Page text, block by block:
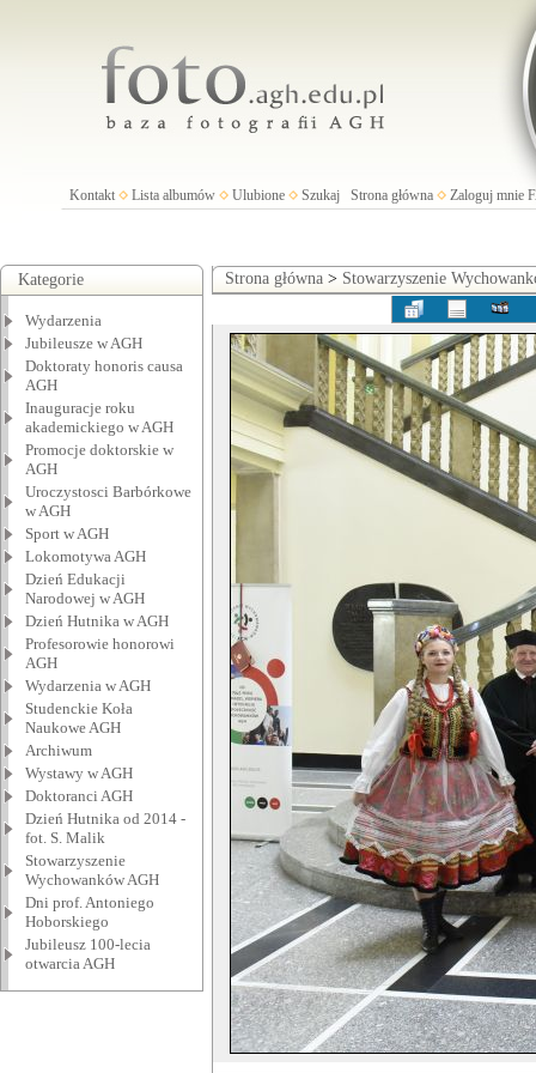
Kontakt Lista albumów Ulubione Szukaj Strona główna Zaloguj mnie
Kategorie
Wydarzenia
Jubileusze w AGH
Doktoraty honoris causa
AGH
Inauguracje roku
akademickiego w AGH
Promocje doktorskie w
AGH
Uroczystosci Barbórkowe
w AGH
Sport w AGH
Lokomotywa AGH
Dzień Edukacji
Narodowej w AGH
Dzień Hutnika w AGH
Profesorowie honorowi
AGH
Wydarzenia w AGH
Studenckie Koła
Naukowe AGH
Archiwum
Wystawy w AGH
Doktoranci AGH
Dzień Hutnika od 2014 -
fot. S. Malik
Stowarzyszenie
Wychowanków AGH
Dni prof. Antoniego
Hoborskiego
Jubileusz 100-lecia
otwarcia AGH
Strona główna > Stowarzyszenie